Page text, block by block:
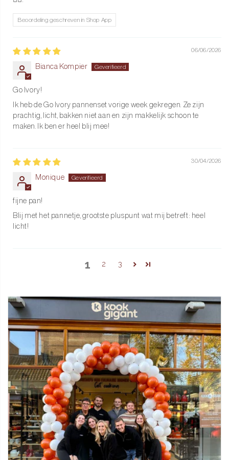
Beoordeling geschreven in Shop App
06/06/2026
Bianca Kompier
Go Ivory!
Ik heb de Go Ivory pannenset vorige week gekregen. Ze zijn
prachtig, licht, bakken niet aan en zijn makkelijk schoon te
maken. Ik ben er heel blij mee!
30/04/2026
Monique
fijne pan!
Blij met het pannetje, grootste pluspunt wat mij betreft: heel
licht!
1 2 3